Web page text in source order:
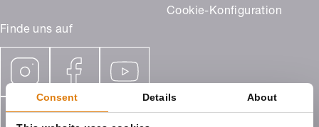
Consent Details About
Finde uns auf
Cookie-Konfiguration